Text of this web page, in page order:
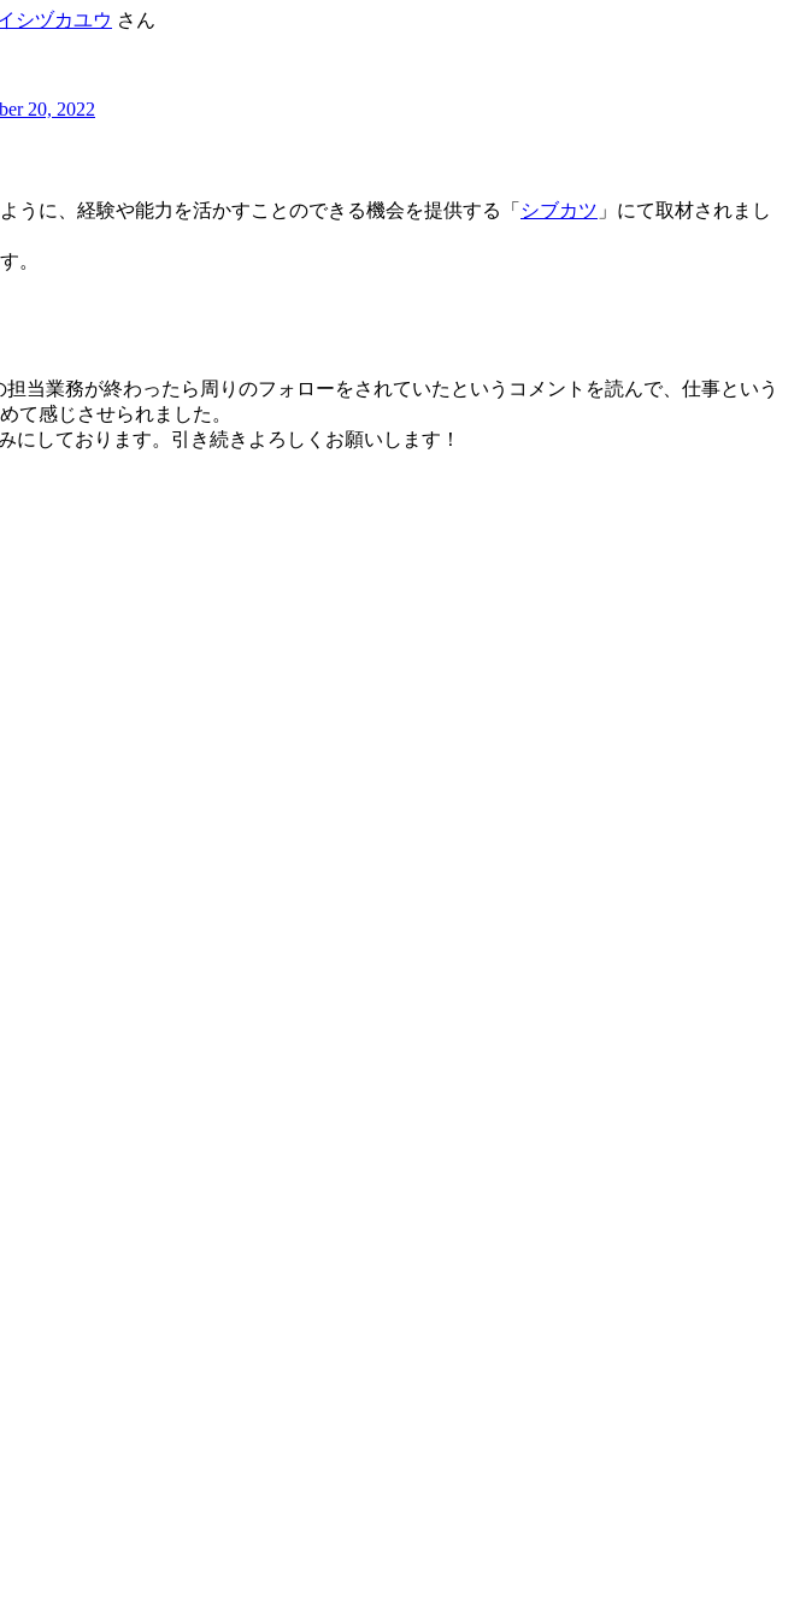
シヅカユウ さん
20, 2022
に、経験や能力を活かすことのできる機会を提供する「 シブカツ 」にて取材されまし
。
当業務が終わったら周りのフォローをされていたというコメントを読んで、仕事という
て感じさせられました。
しております。引き続きよろしくお願いします！